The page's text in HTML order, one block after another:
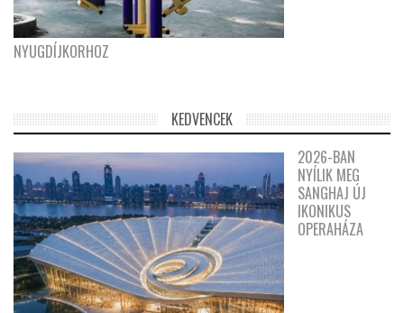
NYUGDÍJKORHOZ
KEDVENCEK
2026-BAN
NYÍLIK MEG
SANGHAJ ÚJ
IKONIKUS
OPERAHÁZA